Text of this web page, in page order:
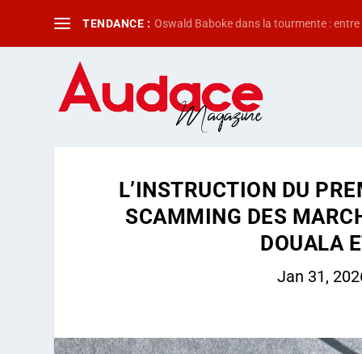
TENDANCE : Oswald Baboke dans la tourmente :
L’INSTRUCTION DU
SCAMMING DES
DOUALA
Jan 31,